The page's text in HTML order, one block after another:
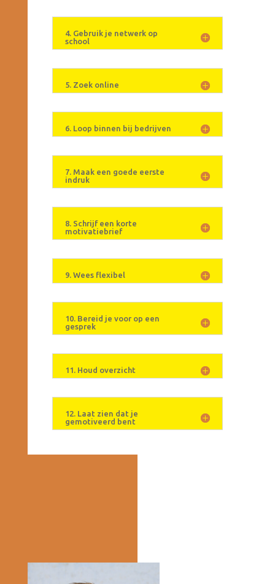
4. Gebruik je netwerk op
school
5. Zoek online
6. Loop binnen bij bedrijven
7. Maak een goede eerste
indruk
8. Schrijf een korte
motivatiebrief
9. Wees flexibel
10. Bereid je voor op een
gesprek
11. Houd overzicht
12. Laat zien dat je
gemotiveerd bent